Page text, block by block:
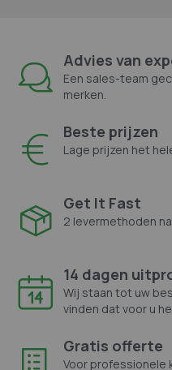
Advies van
Een sales-team
merken.
Beste prijzen
Lage prijzen het
Get It Fast
2 levermethoden
14 dagen
Wij staan tot uw
vinden dat voor u
Gratis offerte
Voor professionele